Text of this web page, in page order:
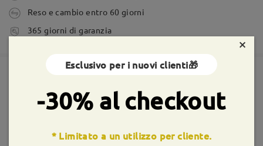
tempi di spedizione
Spedito
shipping time
Reso e cambio entro 60 giorni
365 giorni di garanzia
Montature simili
×
Esclusivo per i nuovi clienti🎁
-30% al checkout
* Limitato a un utilizzo per cliente.